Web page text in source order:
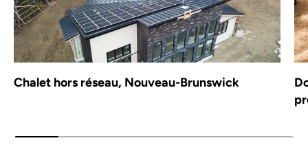
Chalet hors réseau, Nouveau-Brunswick